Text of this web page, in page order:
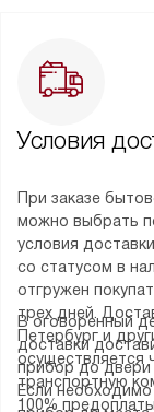
Условия
При заказе
можно выбрать
условия
со статусом в
отгружен
трех дней.
Петербург и
осуществляется
транспортную
100%
В оговоренный
доставки
прибор до двери
Если